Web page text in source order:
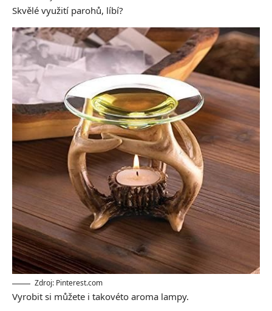
Skvělé využití parohů, líbí?
Zdroj: Pinterest.com
Vyrobit si můžete i takovéto aroma lampy.